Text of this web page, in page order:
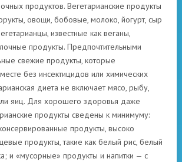
продуктов. Вегетарианские продукты
овощи, бобовые, молоко, йогурт, сыр
известные как веганы,
продукты. Предпочтительными
свежие продукты, которые
без инсектицидов или химических
диета не включает мясо, рыбу,
яиц. Для хорошего здоровья даже
продукты сведены к минимуму:
продукты, высоко
продукты, такие как белый рис, белый
и «мусорные» продукты и напитки — с